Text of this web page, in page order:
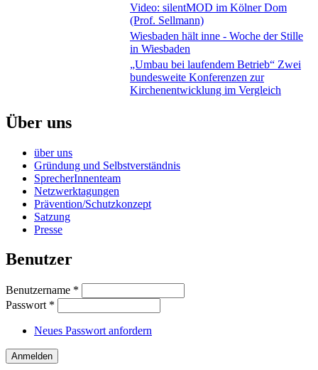
Video: silentMOD im Kölner Dom
(Prof. Sellmann)
Wiesbaden hält inne - Woche der Stille
in Wiesbaden
„Umbau bei laufendem Betrieb“ Zwei
bundesweite Konferenzen zur
Kirchenentwicklung im Vergleich
Über uns
über uns
Gründung und Selbstverständnis
SprecherInnenteam
Netzwerktagungen
Prävention/Schutzkonzept
Satzung
Presse
Benutzer
Benutzername *
Passwort *
Neues Passwort anfordern